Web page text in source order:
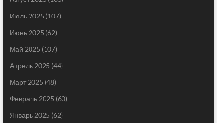
Июль 2025 (107)
Июнь 2025 (62)
Май 2025 (107)
Апрель 2025 (44)
Март 2025 (48)
Февраль 2025 (60)
Январь 2025 (62)